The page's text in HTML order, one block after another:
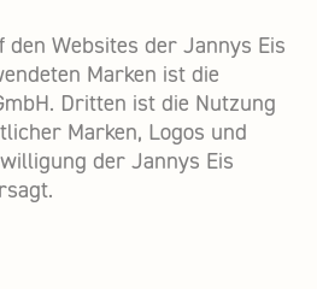
Websites der Jannys Eis
Marken ist die
Dritten ist die Nutzung
Marken, Logos und
der Jannys Eis